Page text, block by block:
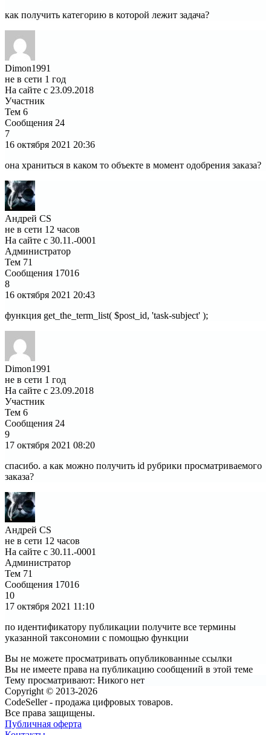
как получить категорию в которой лежит задача?
Dimon1991
не в сети 1 год
На сайте с 23.09.2018
Участник
Тем 6
Сообщения 24
7
16 октября 2021 20:36
она храниться в каком то объекте в момент одобрения заказа?
Андрей CS
не в сети 12 часов
На сайте с 30.11.-0001
Администратор
Тем 71
Сообщения 17016
8
16 октября 2021 20:43
функция get_the_term_list( $post_id, 'task-subject' );
Dimon1991
не в сети 1 год
На сайте с 23.09.2018
Участник
Тем 6
Сообщения 24
9
17 октября 2021 08:20
спасибо. а как можно получить id рубрики просматриваемого
заказа?
Андрей CS
не в сети 12 часов
На сайте с 30.11.-0001
Администратор
Тем 71
Сообщения 17016
10
17 октября 2021 11:10
по идентификатору публикации получите все термины
указанной таксономии с помощью функции
Вы не можете просматривать опубликованные ссылки
Вы не имеете права на публикацию сообщений в этой теме
Тему просматривают: Никого нет
Copyright © 2013-2026
CodeSeller - продажа цифровых товаров.
Все права защищены.
Публичная оферта